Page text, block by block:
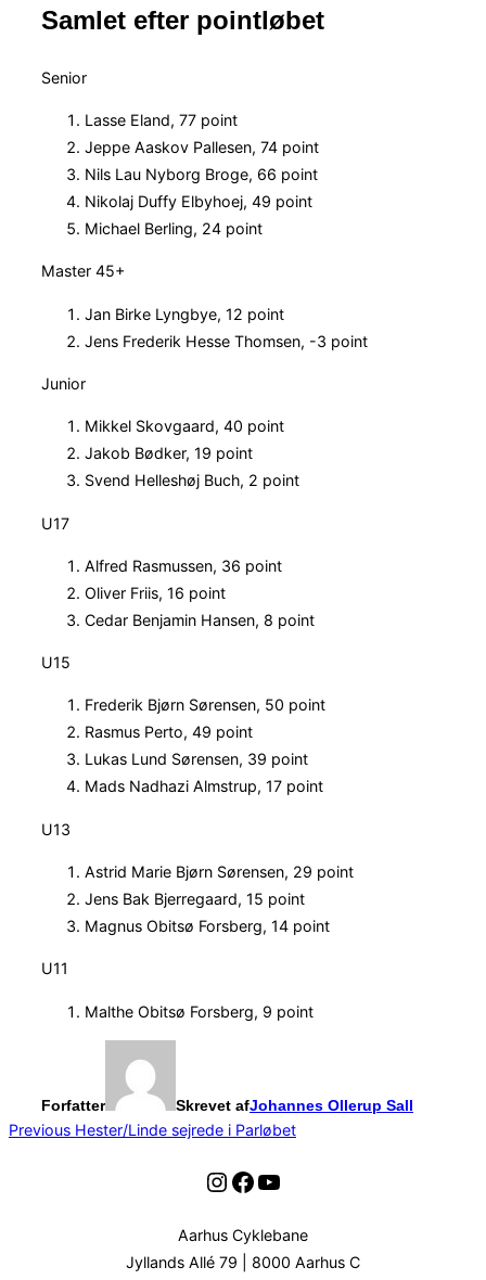
Samlet efter pointløbet
Senior
Lasse Eland, 77 point
Jeppe Aaskov Pallesen, 74 point
Nils Lau Nyborg Broge, 66 point
Nikolaj Duffy Elbyhoej, 49 point
Michael Berling, 24 point
Master 45+
Jan Birke Lyngbye, 12 point
Jens Frederik Hesse Thomsen, -3 point
Junior
Mikkel Skovgaard, 40 point
Jakob Bødker, 19 point
Svend Helleshøj Buch, 2 point
U17
Alfred Rasmussen, 36 point
Oliver Friis, 16 point
Cedar Benjamin Hansen, 8 point
U15
Frederik Bjørn Sørensen, 50 point
Rasmus Perto, 49 point
Lukas Lund Sørensen, 39 point
Mads Nadhazi Almstrup, 17 point
U13
Astrid Marie Bjørn Sørensen, 29 point
Jens Bak Bjerregaard, 15 point
Magnus Obitsø Forsberg, 14 point
U11
Malthe Obitsø Forsberg, 9 point
Forfatter Skrevet afJohannes Ollerup Sall
Indlægsnavigation
Previous
Previous Hester/Linde sejrede i Parløbet
Instagram
Facebook
YouTube
Aarhus Cyklebane
Jyllands Allé 79 | 8000 Aarhus C